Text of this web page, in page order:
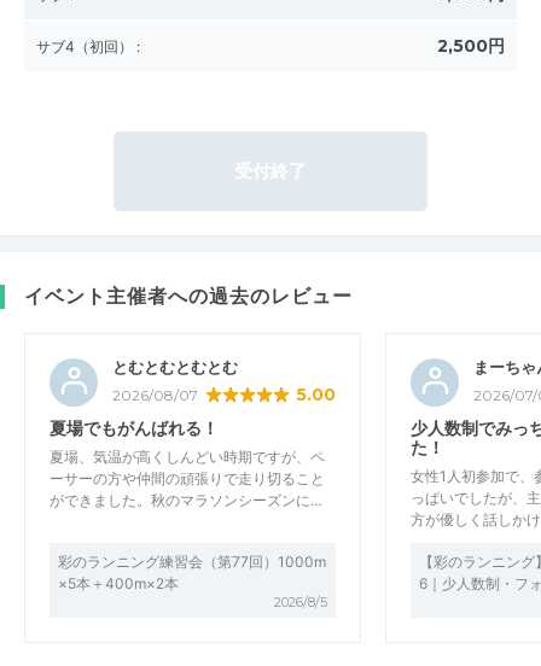
サブ4（初回） : 2,500円
受付終了
イベント主催者への過去のレビュー
とむとむとむとむ
2026/08/07 5.00
夏場でもがんばれる！
夏場、気温が高くしんどい時期ですが、ペ
ーサーの方や仲間の頑張りで走り切ること
ができました。秋のマラソンシーズンに…
彩のランニング練習会（第77回）1000m
×5本＋400m×2本
2026/8/5
まーち
2026/
少人数制でみっ
た！
女性1人初参加で、
っぱいでしたが、
方が優しく話しか
【彩のランニン
6｜少人数制・フ